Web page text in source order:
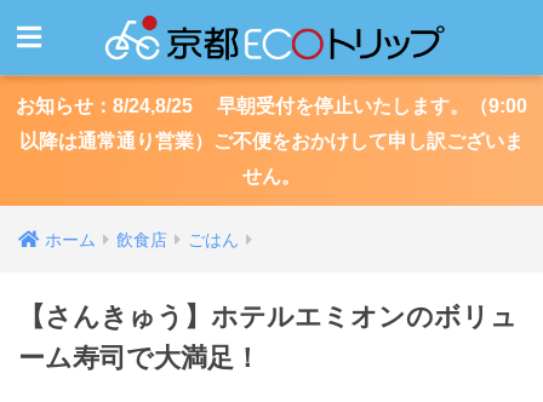
お知らせ：8/24,8/25 早朝受付を停止いたします。（9:00
以降は通常通り営業）ご不便をおかけして申し訳ございま
せん。
ホーム 飲食店 ごはん
【さんきゅう】ホテルエミオンのボリュ
ーム寿司で大満足！